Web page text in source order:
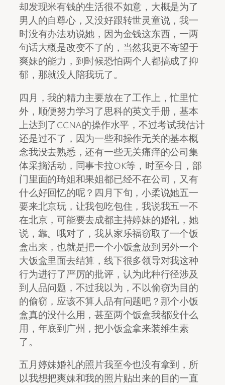
却发现米有钱的生活很不如意，大概是为了
男人的自尊心，又没好跟转世灵童说，我一
时没有办法劝说她，因为金钱这东西，一两
句话大概是改变不了的，当然我更不寄望于
爽妹的能力，到时候恐怕两个人都搞成了抑
郁，那就没人陪我玩了。
四月，我的精力主要放在了工作上，忙里忙
外，顺便努力学习了思科的英文手册，基本
上达到了CCNA的操作水平，不过考试我估计
还是过不了，因为一些和操作无关的基本概
念我没去熟悉，还有一些无关痛痒的公司集
体采摘活动，同事卡拉OK等，时至今日，部
门里面的琦姐和果姐都已经不在公司，又有
什么好回忆的呢？四月下旬，小柔说她五一
要来北京玩，让我包吃包住，我说我五一不
在北京，可能要去成都主持婷妹的婚礼，她
说，靠。哦对了，我从家乐福窃取了一个饭
盒出来，也就是把一个小饭盒放到另外一个
大饭盒里面去结算，线下很多领导对我这种
行为进行了严厉的批评，认为此种行径涉及
到人品问题，不过我以为，不以偷窃为目的
的偷窃，应该不算人品有问题吧？那个小饭
盒真的没什么用，甚至两个饭盒我都没什么
用，年底到广州，把小饭盒拿来装维生素
了。
五月婷妹婚礼的照片我至今也没有拿到，所
以我想把爽妹和我的照片贴出来的目的一直